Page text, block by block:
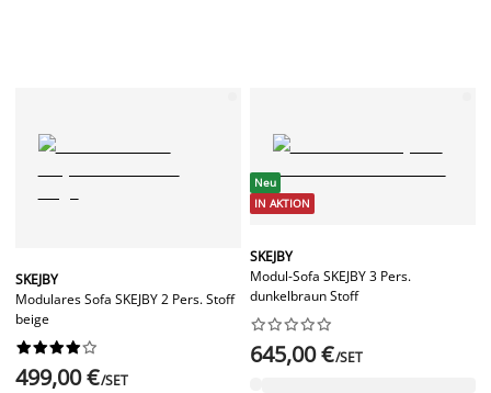
SKEJBY
Modulares Sofa SKEJBY 2 Pers. Stoff
beige






499,00 €/SET
Neu
IN AKTION
SKEJBY
Modul-Sofa SKEJBY 3 Pers.
dunkelbraun Stoff






645,00 €/SET